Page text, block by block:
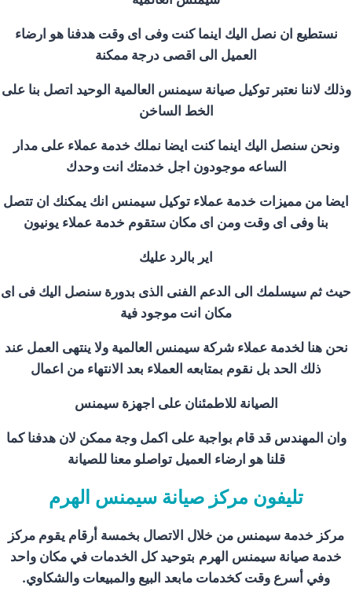
نستطيع ان نصل اليك اينما كنت وفى اى وقت هدفنا هو ارضاء
العميل الى اقصى درجة ممكنة
وذلك لاننا نعتبر توكيل صيانة سيمنس العالمية الوحيد اتصل بنا على
الخط الساخن
ونحن سنصل اليك اينما كنت ايضا نملك خدمة عملاء على مدار
الساعه موجودون اجل خدمتك انت وحدك
ايضا من مميزات خدمة عملاء توكيل سيمنس انك يمكنك ان تتصل
بنا وفى اى وقت ومن اى مكان ستقوم خدمة عملاء يونيون
اير بالرد عليك
حيث ثم سيسلمك الى الدعم الفنى الذى بدورة سنصل اليك فى اى
مكان انت موجود فية
نحن هنا لخدمة عملاء شركة سيمنس العالمية ولا ينتهى العمل عند
ذلك الحد بل نقوم بمتابعه العملاء بعد الانتهاء من اعمال
الصيانة للاطمئنان على اجهزة سيمنس
وان المهندس قد قام بواجبة على اكمل وجة ممكن لان هدفنا كما
قلنا هو ارضاء العميل تواصلو معنا للصيانة
تليفون مركز صيانة سيمنس الهرم
مركز خدمة سيمنس من خلال الاتصال بخمسة أرقام يقوم مركز
خدمة صيانة سيمنس الهرم بتوحيد كل الخدمات في مكان واحد
وفي أسرع وقت كخدمات مابعد البيع والمبيعات والشكاوي.